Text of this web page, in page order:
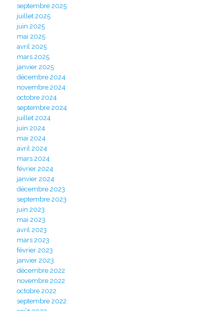
septembre 2025
juillet 2025
juin 2025
mai 2025
avril 2025
mars 2025
janvier 2025
décembre 2024
novembre 2024
octobre 2024
septembre 2024
juillet 2024
juin 2024
mai 2024
avril 2024
mars 2024
février 2024
janvier 2024
décembre 2023
septembre 2023
juin 2023
mai 2023
avril 2023
mars 2023
février 2023
janvier 2023
décembre 2022
novembre 2022
octobre 2022
septembre 2022